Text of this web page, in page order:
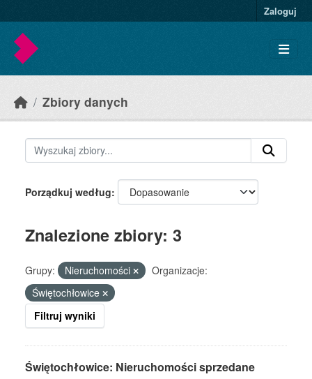
Zaloguj
Zbiory danych
Porządkuj według
Znalezione zbiory: 3
Grupy: Nieruchomości
Organizacje:
Świętochłowice
Filtruj wyniki
Świętochłowice: Nieruchomości sprzedane